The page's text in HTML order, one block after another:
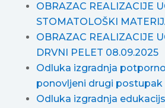
OBRAZAC REALIZACIJE
STOMATOLOŠKI
OBRAZAC REALIZACIJE
DRVNI PELET 08.09.2025
Odluka izgradnja
ponovljeni drugi postupak
Odluka izgradnja